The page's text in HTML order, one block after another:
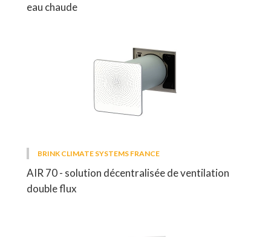
eau chaude
BRINK CLIMATE SYSTEMS FRANCE
AIR 70 - solution décentralisée de ventilation
double flux